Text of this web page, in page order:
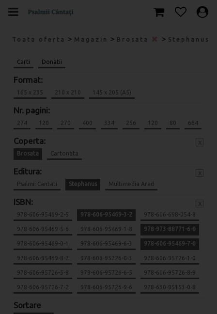
Toata oferta > Magazin > Brosata > Stephanus
Carti Donatii
Format:
165 x 235 210 x 210 145 x 205 (A5)
Nr. pagini:
274 120 270 400 334 256 120 80 664
Coperta:
Brosata Cartonata
Editura:
Psalmii Cantati Stephanus Multimedia Arad
ISBN:
978-606-95469-2-5 978-606-95469-3-2 978-606-698-054-8
978-606-95469-5-6 978-606-95469-1-8 978-973-88771-6-0
978-606-95469-0-1 978-606-95469-6-3 978-606-95469-7-0
978-606-95469-8-7 978-606-95726-0-3 978-606-95726-1-0
978-606-95726-5-8 978-606-95726-6-5 978-606-95726-8-9
978-606-95726-7-2 978-606-95726-9-6 978-630-95153-0-8
Sortare